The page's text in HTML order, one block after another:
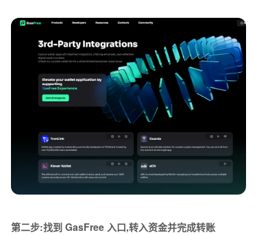
第二步:找到 GasFree 入口,转入资金并完成转账